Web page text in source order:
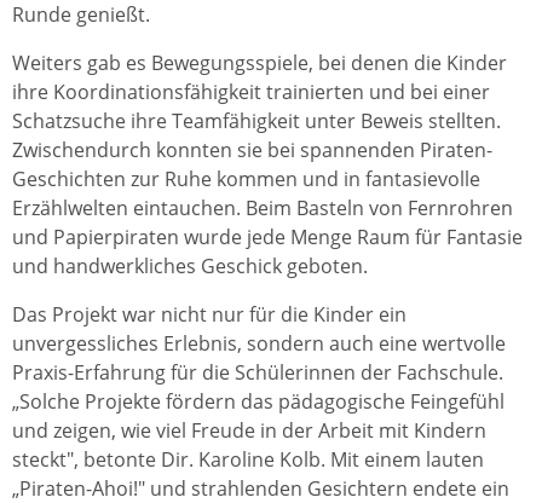
Runde genießt.
Weiters gab es Bewegungsspiele, bei denen die Kinder
ihre Koordinationsfähigkeit trainierten und bei einer
Schatzsuche ihre Teamfähigkeit unter Beweis stellten.
Zwischendurch konnten sie bei spannenden Piraten-
Geschichten zur Ruhe kommen und in fantasievolle
Erzählwelten eintauchen. Beim Basteln von Fernrohren
und Papierpiraten wurde jede Menge Raum für Fantasie
und handwerkliches Geschick geboten.
Das Projekt war nicht nur für die Kinder ein
unvergessliches Erlebnis, sondern auch eine wertvolle
Praxis-Erfahrung für die Schülerinnen der Fachschule.
„Solche Projekte fördern das pädagogische Feingefühl
und zeigen, wie viel Freude in der Arbeit mit Kindern
steckt", betonte Dir. Karoline Kolb. Mit einem lauten
„Piraten-Ahoi!" und strahlenden Gesichtern endete ein